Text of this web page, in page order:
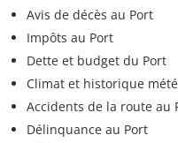
Avis de décès au Port
Impôts au Port
Dette et budget du Port
Climat et historique
Accidents de la route au
Délinquance au Port